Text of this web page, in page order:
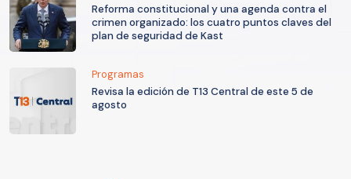
Reforma constitucional y una agenda contra el
crimen organizado: los cuatro puntos claves del
plan de seguridad de Kast
Programas
Revisa la edición de T13 Central de este 5 de
agosto